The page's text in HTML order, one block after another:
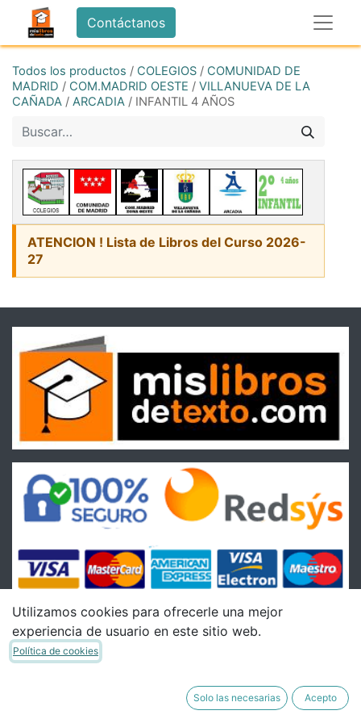
Contáctanos
Todos los productos / COLEGIOS / COMUNIDAD DE
MADRID / COM.MADRID OESTE / VILLANUEVA DE LA
CAÑADA / ARCADIA / INFANTIL 4 AÑOS
ATENCION ! Lista de Libros del Curso 2026-
27
Condiciones
Utilizamos cookies para ofrecerle una mejor
experiencia de usuario en este sitio web.
Política de cookies
Solo las necesarias Acepto